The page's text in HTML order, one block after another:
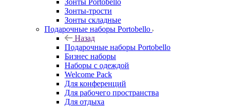
Зонты Portobello
Зонты-трости
Зонты складные
Подарочные наборы Portobello
Назад
Подарочные наборы Portobello
Бизнес наборы
Наборы с одеждой
Welcome Pack
Для конференций
Для рабочего пространства
Для отдыха